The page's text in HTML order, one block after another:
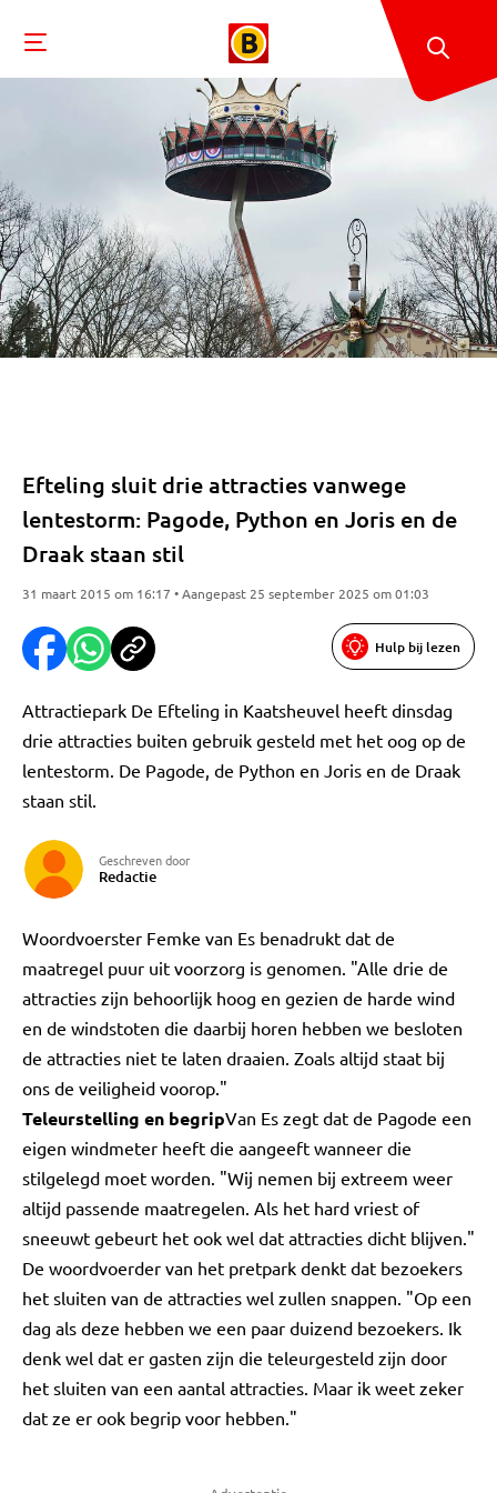
Efteling sluit drie attracties vanwege
lentestorm: Pagode, Python en Joris en de
Draak staan stil
31 maart 2015 om 16:17 • Aangepast 25 september 2025 om 01:03
Hulp bij lezen
Attractiepark De Efteling in Kaatsheuvel heeft dinsdag
drie attracties buiten gebruik gesteld met het oog op de
lentestorm. De Pagode, de Python en Joris en de Draak
staan stil.
Geschreven door
Redactie
Woordvoerster Femke van Es benadrukt dat de
maatregel puur uit voorzorg is genomen. "Alle drie de
attracties zijn behoorlijk hoog en gezien de harde wind
en de windstoten die daarbij horen hebben we besloten
de attracties niet te laten draaien. Zoals altijd staat bij
ons de veiligheid voorop."
Teleurstelling en begripVan Es zegt dat de Pagode een
eigen windmeter heeft die aangeeft wanneer die
stilgelegd moet worden. "Wij nemen bij extreem weer
altijd passende maatregelen. Als het hard vriest of
sneeuwt gebeurt het ook wel dat attracties dicht blijven."
De woordvoerder van het pretpark denkt dat bezoekers
het sluiten van de attracties wel zullen snappen. "Op een
dag als deze hebben we een paar duizend bezoekers. Ik
denk wel dat er gasten zijn die teleurgesteld zijn door
het sluiten van een aantal attracties. Maar ik weet zeker
dat ze er ook begrip voor hebben."